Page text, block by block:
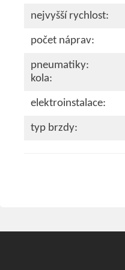
nejvyšší rychlost:
počet náprav:
pneumatiky:
kola:
elektroinstalace:
typ brzdy: